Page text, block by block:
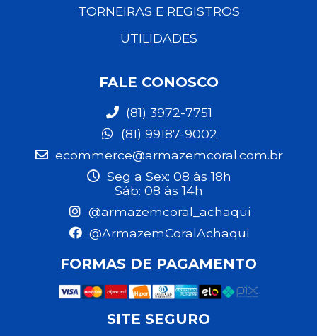
TORNEIRAS E REGISTROS
UTILIDADES
FALE CONOSCO
(81) 3972-7751
(81) 99187-9002
ecommerce@armazemcoral.com.br
Seg a Sex: 08 às 18h
Sáb: 08 às 14h
@armazemcoral_achaqui
@ArmazemCoralAchaqui
FORMAS DE PAGAMENTO
SITE SEGURO